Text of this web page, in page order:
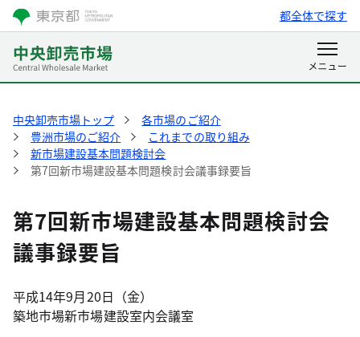
都全体で探す
中央卸売市場トップ
各市場のご紹介
豊洲市場のご紹介
これまでの取り組み
新市場建設基本問題検討会
第7回新市場建設基本問題検討会議事録要旨
第7回新市場建設基本問題検討会
議事録要旨
平成14年9月20日（金）
築地市場新市場建設室内会議室